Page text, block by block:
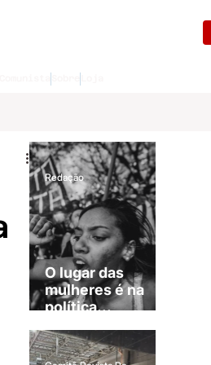
O lugar das
mulheres é na
política...
Redação